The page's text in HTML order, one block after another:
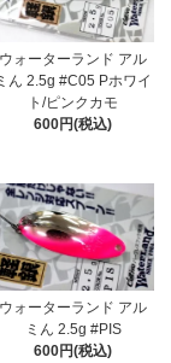
ウォーターランド アル
ん 2.5g #C05 Pホワイ
ト/ピンクカモ
600円(税込)
ウォーターランド アル
ミん 2.5g #PIS
600円(税込)